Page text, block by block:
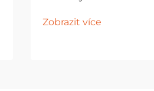
pocit pevnosti a
Zobrazit více